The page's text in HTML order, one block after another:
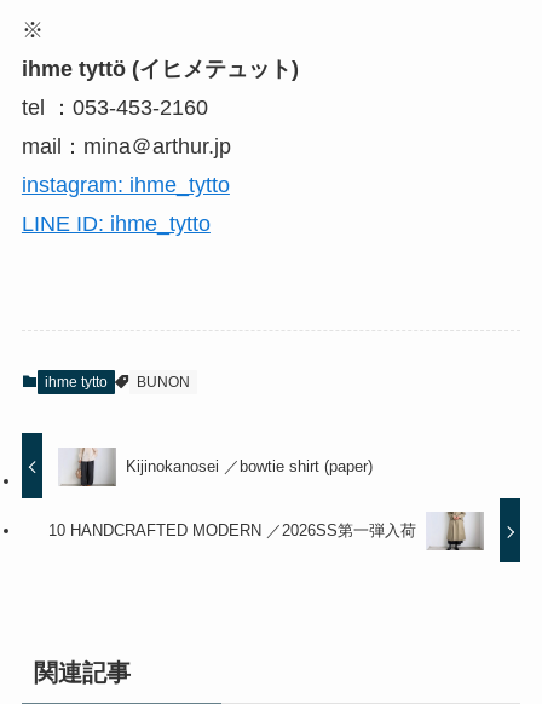
※
ihme tyttö (イヒメテュット)
tel ：053-453-2160
mail：mina＠arthur.jp
instagram: ihme_tytto
LINE ID: ihme_tytto
ihme tytto BUNON
Kijinokanosei ／bowtie shirt (paper)
10 HANDCRAFTED MODERN ／2026SS第一弾入荷
関連記事